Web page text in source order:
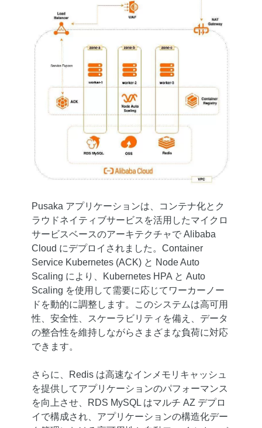
Pusaka アプリケーションは、コンテナ化とク
ラウドネイティブサービスを活用したマイクロ
サービスベースのアーキテクチャで Alibaba
Cloud にデプロイされました。Container
Service Kubernetes (ACK) と Node Auto
Scaling により、Kubernetes HPA と Auto
Scaling を使用して需要に応じてワーカーノー
ドを動的に調整します。このシステムは高可用
性、安全性、スケーラビリティを備え、データ
の整合性を維持しながらさまざまな負荷に対応
できます。
さらに、Redis は高速なインメモリキャッシュ
を提供してアプリケーションのパフォーマンス
を向上させ、RDS MySQL はマルチ AZ デプロ
イで構成され、アプリケーションの構造化デー